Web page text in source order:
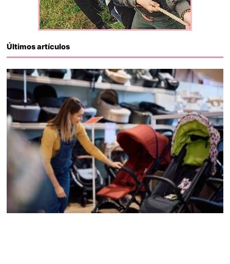
Últimos artículos